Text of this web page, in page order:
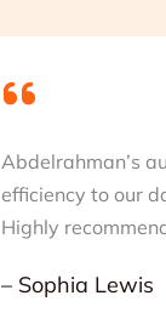
Abdelrahman’s
efficiency to our
Highly
– Sophia Lewis